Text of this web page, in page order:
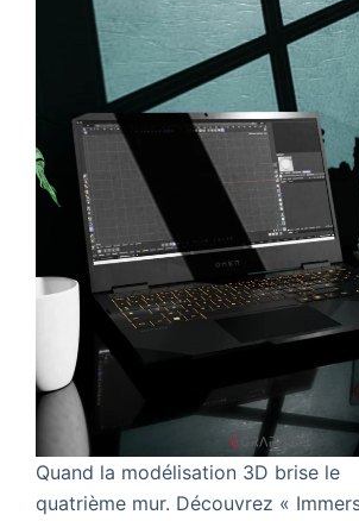
Quand la modélisation 3D brise le
quatrième mur. Découvrez «